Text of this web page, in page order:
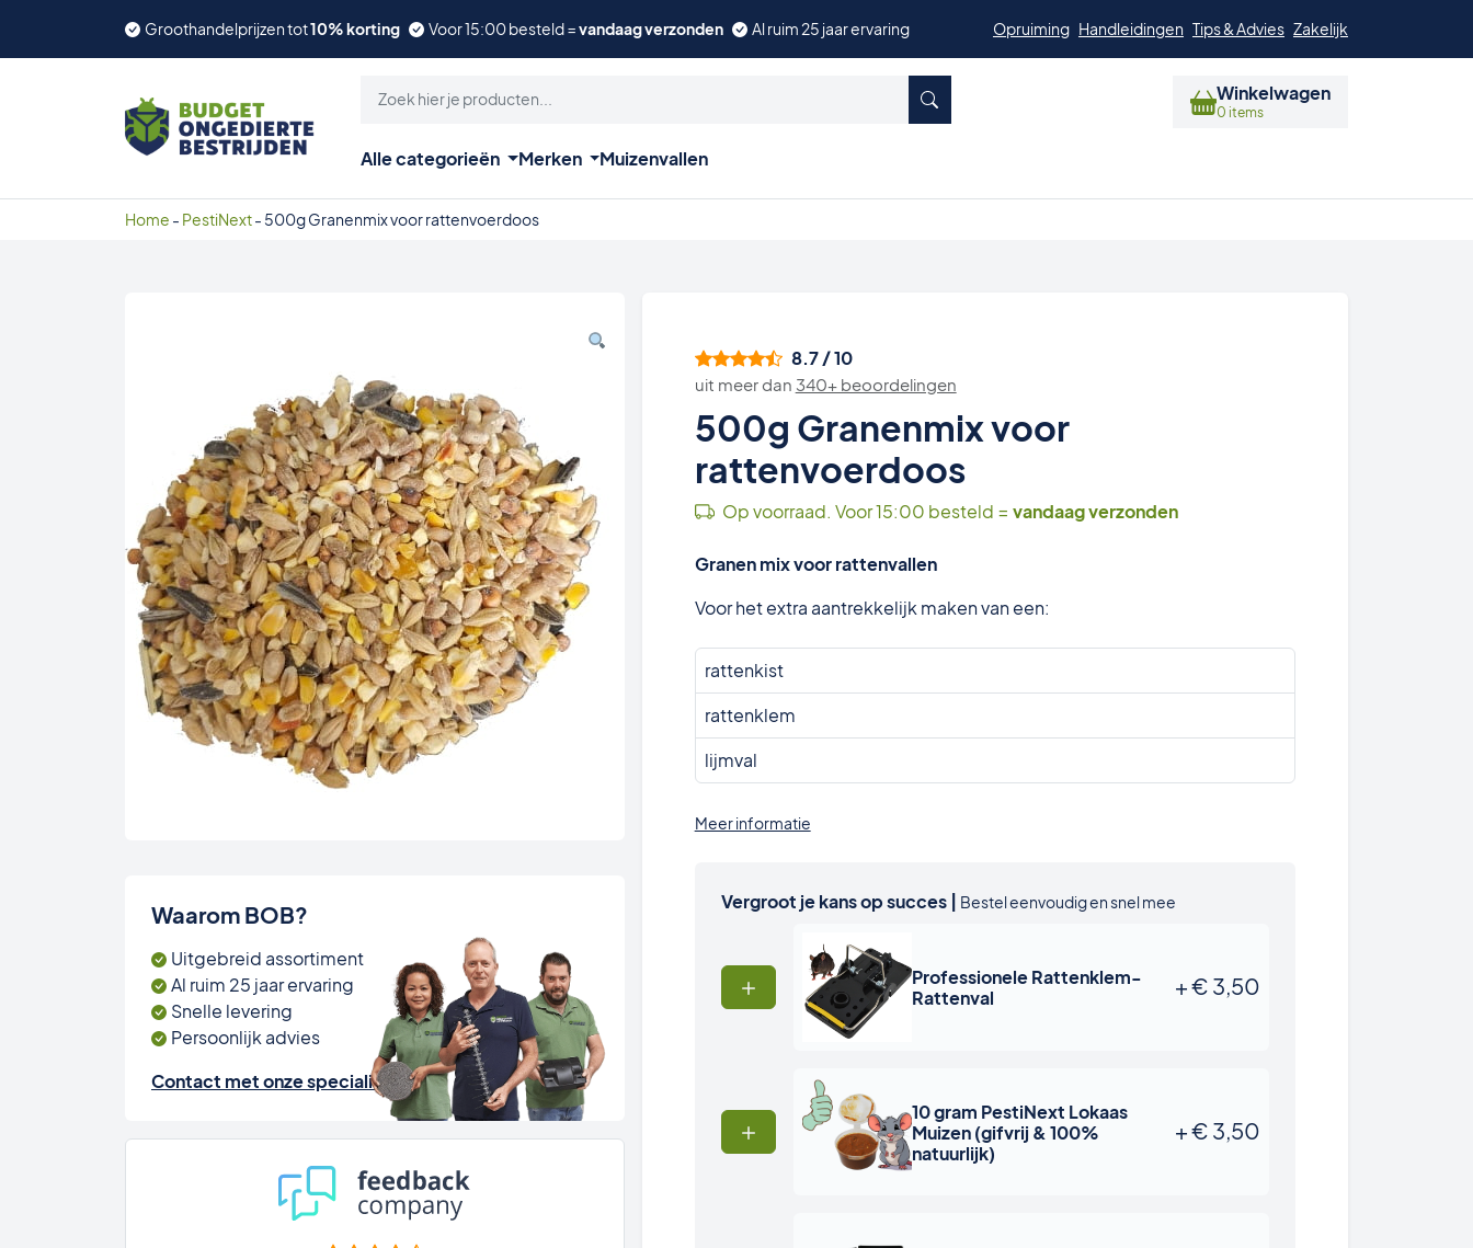
Groothandelprijzen tot10% korting Voor 15:00 besteld =vandaag verzonden Al ruim 25 jaar ervaring Opruiming Handleidingen Tips & Advies Zakelijk
Winkelwagen
0 items
Alle categorieën Merken Muizenvallen
Home - PestiNext- 500g Granenmix voor rattenvoerdoos
Waarom BOB?
Uitgebreid assortiment
Al ruim 25 jaar ervaring
Snelle levering
Persoonlijk advies
Contact met onze specialisten
8.7 / 10
uit meer dan 340+ beoordelingen
500g Granenmix voor
rattenvoerdoos
Op voorraad. Voor 15:00 besteld = vandaag verzonden
Granen mix voor rattenvallen
Voor het extra aantrekkelijk maken van een:
rattenkist
rattenklem
lijmval
Meer informatie
Vergroot je kans op succes | Bestel eenvoudig en snel mee
Professionele Rattenklem-
Rattenval
+€ 3,50
10 gram PestiNext Lokaas
Muizen (gifvrij & 100%
natuurlijk)
+€ 3,50